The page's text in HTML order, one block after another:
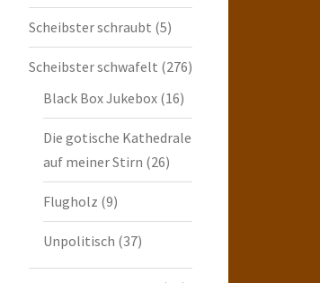
Scheibster schraubt (5)
Scheibster schwafelt (276)
Black Box Jukebox(16)
Die gotische Kathedrale
auf meiner Stirn (26)
Flugholz (9)
Unpolitisch (37)